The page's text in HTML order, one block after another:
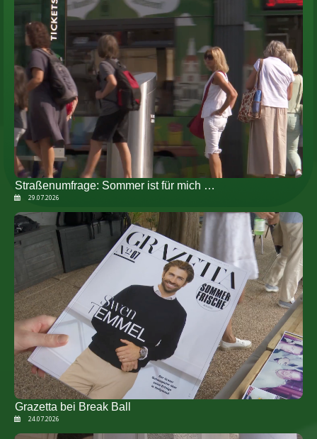
Straßenumfrage: Sommer ist für mich …
29.07.2026
Grazetta bei Break Ball
24.07.2026